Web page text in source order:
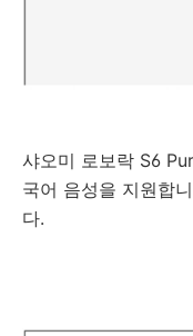
샤오미 로보락 S6
국어 음성을 지원합
다.